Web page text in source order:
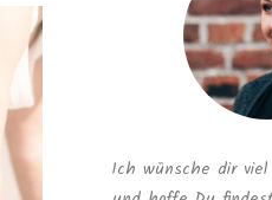
Ich wünsche dir